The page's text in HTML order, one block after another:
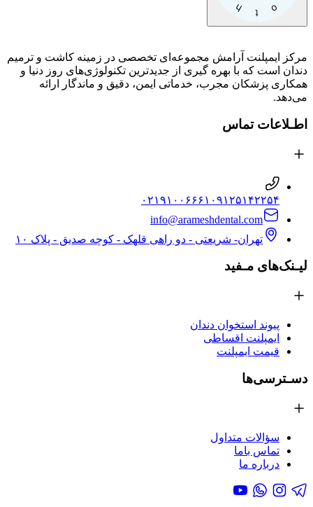
مرکز ایمپلنت آرامش مجموعه‌ای تخصصی در زمینه کاشت و ترمیم
دندان است که با بهره گیری از جدیدترین تکنولوژی‌های روز دنیا و
همکاری پزشکان مجرب، خدماتی ایمن، دقیق و ماندگار ارائه
می‌دهد.
اطـلاعات تماس
۰۲۱۹۱۰۰۶۶۶۱ ۰۹۱۲۵۱۴۲۲۵۴
info@arameshdental.com
تهران- شریعتی - دو راهی قلهک - کوچه صدیق - پلاک ۱۰
لیـنک‌های مـفید
پیوند استخوان دندان
ایمپلنت اقساطی
قیمت ایمپلنت
دسـترسی‌ها
سؤالات متداول
تماس باما
درباره ما